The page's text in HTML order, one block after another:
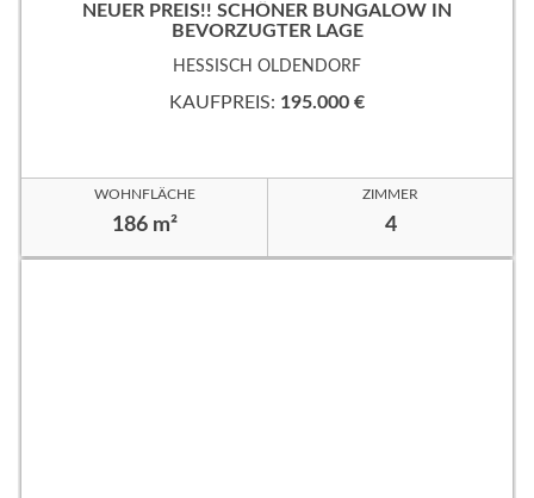
NEUER PREIS!! SCHÖNER BUNGALOW IN
BEVORZUGTER LAGE
HESSISCH OLDENDORF
KAUFPREIS: 195.000 €
WOHNFLÄCHE
186 m²
ZIMMER
4